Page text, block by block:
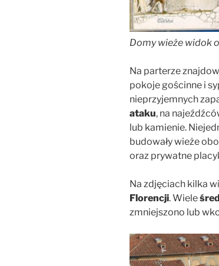
Domy wieże widok
Na parterze
pokoje gościnne i
nieprzyjemnych
ataku, na
lub kamienie.
budowały wieże
oraz prywatne
Na zdjęciach kilka
Florencji. Wiele
zmniejszono lub